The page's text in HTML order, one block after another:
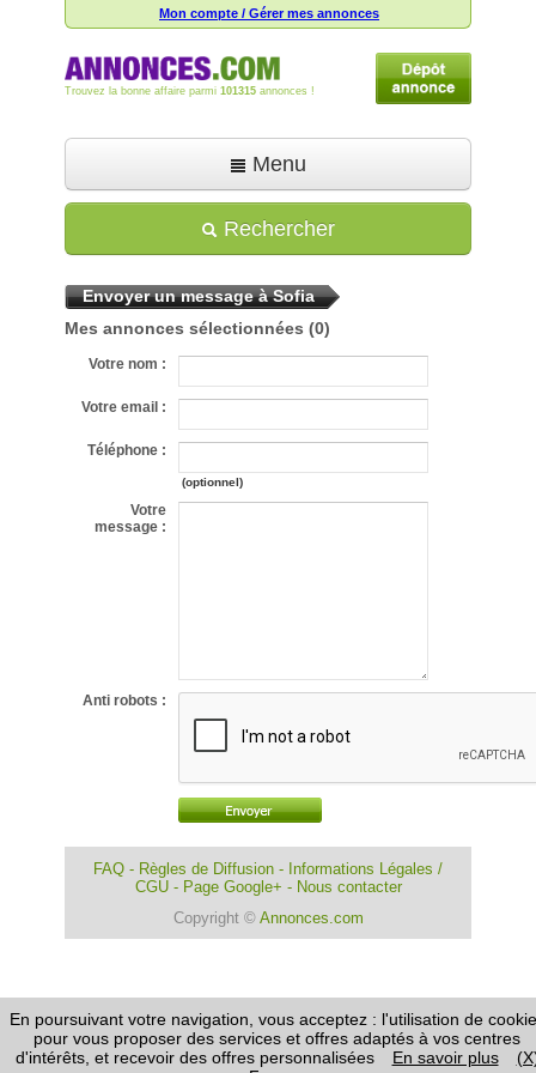
Mon compte / Gérer mes annonces
Trouvez la bonne affaire parmi 101315 annonces !
Menu
Déposer une annonce
Toutes les annonces
Aide
Rechercher
Envoyer un message à Sofia
Mes annonces sélectionnées (0)
Votre nom :
Votre email :
Téléphone :
(optionnel)
Votre
message :
Anti robots :
FAQ - Règles de Diffusion - Informations Légales /
CGU- Page Google+ - Nous contacter
Copyright © Annonces.com
En poursuivant votre navigation, vous acceptez : l'utilisation de
pour vous proposer des services et offres adaptés à vos centres
d'intérêts, et recevoir des offres personnalisées
En savoir plus